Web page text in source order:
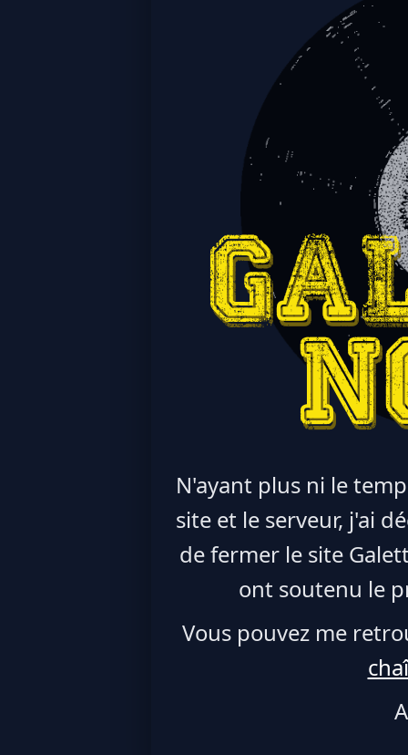
N'ayant plus ni le
site et le serveur, j'ai
de fermer le site
ont soutenu le
Vous pouvez me